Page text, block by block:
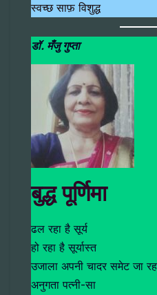
स्वच्छ साफ़ विशुद्ध
डॉ. मँजु गुप्ता
बुद्ध पूर्णिमा
ढल रहा है सूर्य
हो रहा है सूर्यास्त
उजाला अपनी चादर समेट जा
अनुगता पत्नी-सा